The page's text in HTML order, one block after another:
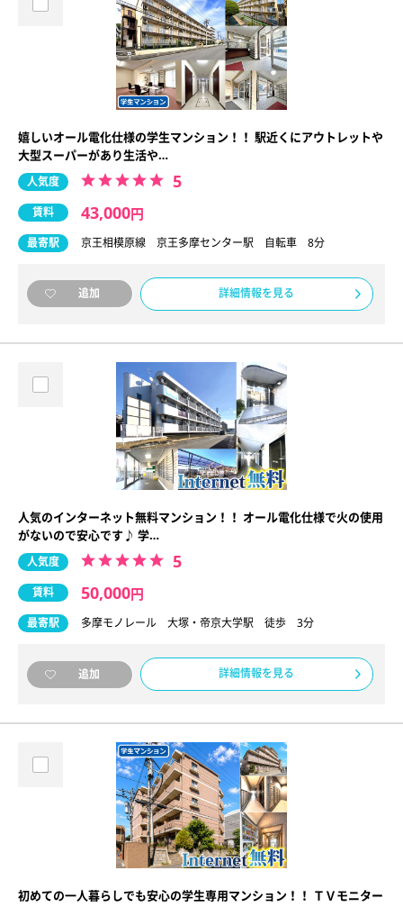
嬉しいオール電化仕様の学生マンション！！ 駅近くにアウトレットや
大型スーパーがあり生活や…
人気度 5
賃料 43,000円
最寄駅 京王相模原線 京王多摩センター駅 自転車 8分
追加 詳細情報を見る
人気のインターネット無料マンション！！ オール電化仕様で火の使用
がないので安心です♪ 学…
人気度 5
賃料 50,000円
最寄駅 多摩モノレール 大塚・帝京大学駅 徒歩 3分
追加 詳細情報を見る
初めての一人暮らしでも安心の学生専用マンション！！ ＴＶモニター